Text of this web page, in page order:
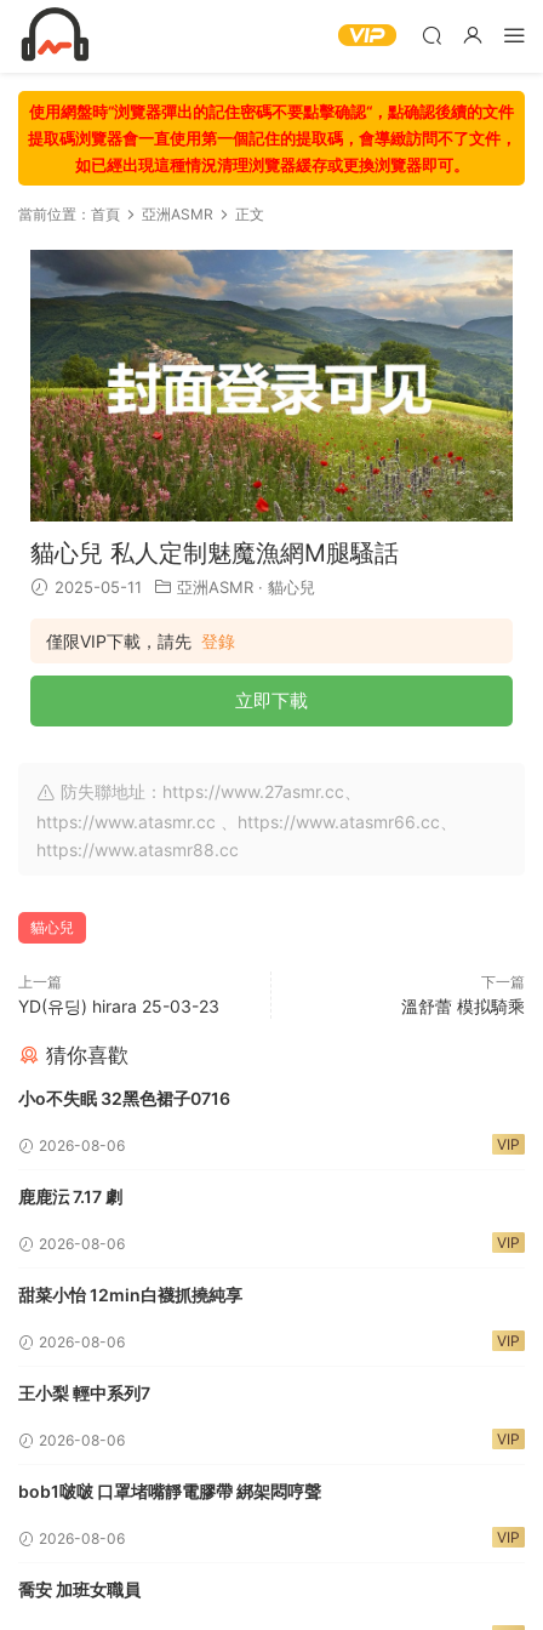
使用網盤時“浏覽器彈出的記住密碼不要點擊确認“，點确認後續的文件
提取碼浏覽器會一直使用第一個記住的提取碼，會導緻訪問不了文件，
如已經出現這種情況清理浏覽器緩存或更換浏覽器即可。
當前位置： 首頁 亞洲ASMR 正文
貓心兒 私人定制魅魔漁網M腿騷話
2025-05-11 亞洲ASMR · 貓心兒
僅限VIP下載，請先 登錄
立即下載
防失聯地址：https://www.27asmr.cc、
https://www.atasmr.cc 、https://www.atasmr66.cc、
https://www.atasmr88.cc
貓心兒
上一篇
YD(유딩) hirara 25-03-23
下一篇
溫舒蕾 模拟騎乘
猜你喜歡
小o不失眠 32黑色裙子0716
2026-08-06 VIP
鹿鹿沄 7.17 劇
2026-08-06 VIP
甜菜小怡 12min白襪抓撓純享
2026-08-06 VIP
王小梨 輕中系列7
2026-08-06 VIP
bob1啵啵 口罩堵嘴靜電膠帶 綁架悶哼聲
2026-08-06 VIP
喬安 加班女職員